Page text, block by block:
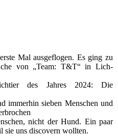
Mal ausgeflogen. Es ging zu
von „Team: T&T“ in Lich-
des Jahres 2024: Die
immerhin sieben Menschen und
nicht der Hund. Ein paar
sie uns discovern wollten.